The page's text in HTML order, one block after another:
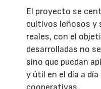
El proyecto se
cultivos leñosos y
reales, con el
desarrolladas no
sino que puedan
y útil en el día a